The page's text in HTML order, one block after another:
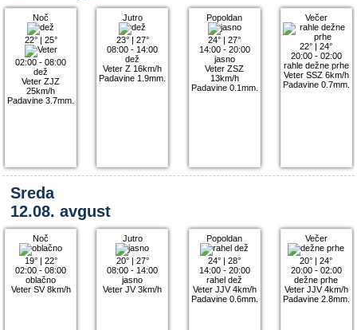
Noč
22°| 25°
02:00 - 08:00
dež
Veter ZJZ
25km/h
Padavine 3.7mm.
Jutro
23°| 27°
08:00 - 14:00
dež
Veter Z 16km/h
Padavine 1.9mm.
Popoldan
24° |27°
14:00 - 20:00
jasno
Veter ZSZ
13km/h
Padavine 0.1mm.
Večer
22° |24°
20:00 - 02:00
rahle dežne prhe
Veter SSZ 6km/h
Padavine 0.7mm.
Sreda
12.08. avgust
Noč
19°| 22°
02:00 - 08:00
oblačno
Veter SV 8km/h
Jutro
20°| 27°
08:00 - 14:00
jasno
Veter JV 3km/h
Popoldan
24° |28°
14:00 - 20:00
rahel dež
Veter JJV 4km/h
Padavine 0.6mm.
Večer
20° |24°
20:00 - 02:00
dežne prhe
Veter JJV 4km/h
Padavine 2.8mm.